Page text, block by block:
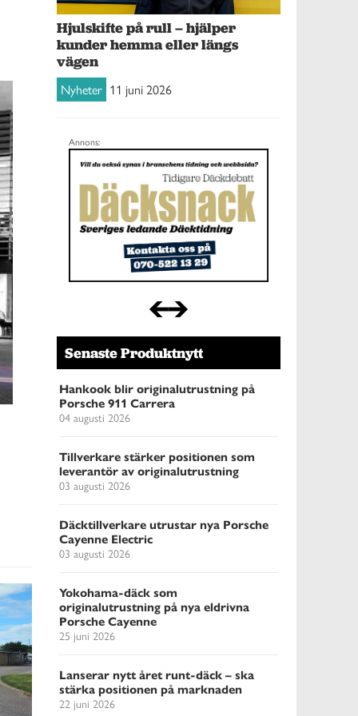
Hjulskifte på rull – hjälper
kunder hemma eller längs
vägen
Nyheter 11 juni 2026
Annons:
Senaste Produktnytt
Hankook blir originalutrustning på
Porsche 911 Carrera
04 augusti 2026
Tillverkare stärker positionen som
leverantör av originalutrustning
03 augusti 2026
Däcktillverkare utrustar nya Porsche
Cayenne Electric
03 augusti 2026
Yokohama-däck som
originalutrustning på nya eldrivna
Porsche Cayenne
25 juni 2026
Lanserar nytt året runt-däck – ska
stärka positionen på marknaden
22 juni 2026